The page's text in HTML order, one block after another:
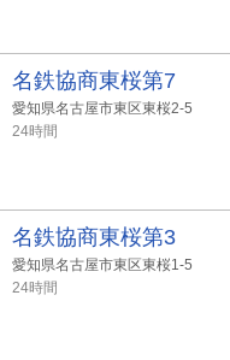
名鉄協商東桜第7
愛知県名古屋市東区東桜2-5
24時間
名鉄協商東桜第3
愛知県名古屋市東区東桜1-5
24時間